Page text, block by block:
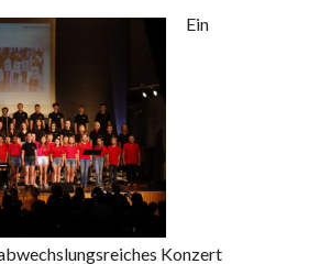
Ein
Konzert